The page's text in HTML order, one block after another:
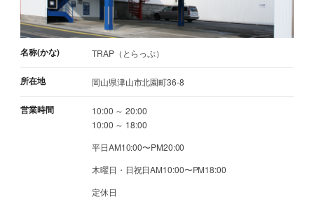
名称(かな) TRAP（とらっぷ）
所在地 岡山県津山市北園町36-8
営業時間
10:00 ～ 20:00
10:00 ～ 18:00
平日AM10:00〜PM20:00
木曜日・日祝日AM10:00〜PM18:00
定休日